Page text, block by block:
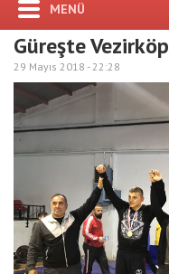
MENÜ
Güreşte
29 Mayıs 2018 -22:28